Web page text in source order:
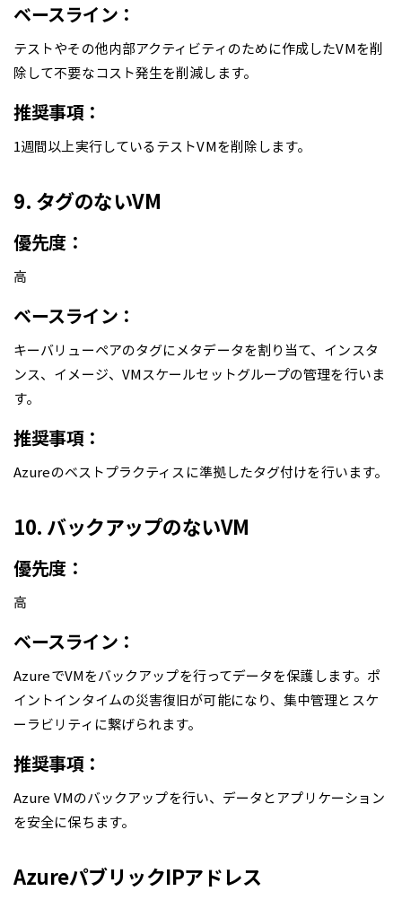
ベースライン：
テストやその他内部アクティビティのために作成したVMを削
除して不要なコスト発生を削減します。
推奨事項：
1週間以上実行しているテストVMを削除します。
9. タグのないVM
優先度：
高
ベースライン：
キーバリューペアのタグにメタデータを割り当て、インスタ
ンス、イメージ、VMスケールセットグループの管理を行いま
す。
推奨事項：
Azureのベストプラクティスに準拠したタグ付けを行います。
10. バックアップのないVM
優先度：
高
ベースライン：
AzureでVMをバックアップを行ってデータを保護します。ポ
イントインタイムの災害復旧が可能になり、集中管理とスケ
ーラビリティに繋げられます。
推奨事項：
Azure VMのバックアップを行い、データとアプリケーション
を安全に保ちます。
AzureパブリックIPアドレス